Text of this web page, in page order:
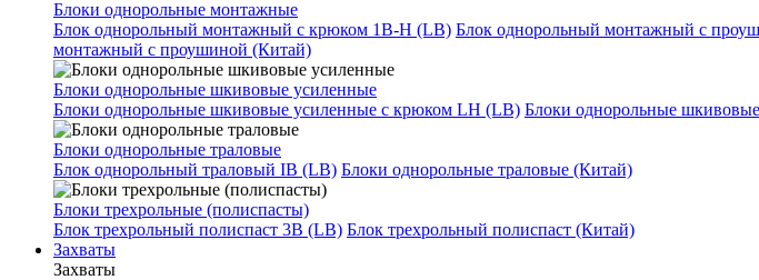
Блоки однорольные монтажные
Блок однорольный монтажный с крюком 1B-H (LB) Блок однорольный монтажный с
монтажный с проушиной (Китай)
Блоки однорольные шкивовые усиленные
Блоки однорольные шкивовые усиленные с крюком LH (LB) Блоки однорольные
Блоки однорольные траловые
Блок однорольный траловый IB (LB) Блоки однорольные траловые (Китай)
Блоки трехрольные (полиспасты)
Блок трехрольный полиспаст 3B (LB) Блок трехрольный полиспаст (Китай)
Захваты
Захваты